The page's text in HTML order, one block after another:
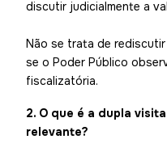
discutir judicialmente a
Não se trata de
se o Poder Público
fiscalizatória.
2. O que é a dupla
relevante?